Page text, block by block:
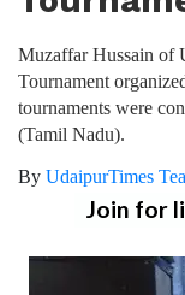
Muzaffar Hussain of
Tournament
tournaments were
(Tamil Nadu).
By UdaipurTimes
Join for